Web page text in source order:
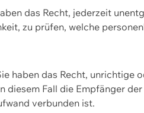
das Recht, jederzeit
zu prüfen, welche
haben das Recht,
diesem Fall die Empfänger
verbunden ist.